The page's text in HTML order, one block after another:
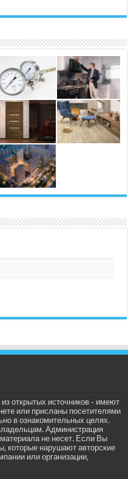
открытых источников - имеют
или присланы посетителями
в ознакомительных целях.
Администрация
не несет. Если Вы
которые нарушают авторские
или организации,